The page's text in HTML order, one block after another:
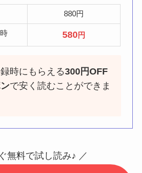
880円
580円
時にもらえる300円OFF
で安く読むことができま
無料で試し読み♪ ／